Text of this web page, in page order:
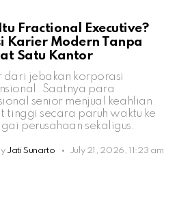
Fractional Executive?
Karier Modern Tanpa
Satu Kantor
dari jebakan korporasi
Saatnya para
senior menjual keahlian
tinggi secara paruh waktu ke
perusahaan sekaligus.
Jati Sunarto July 21, 2026, 11:23 am